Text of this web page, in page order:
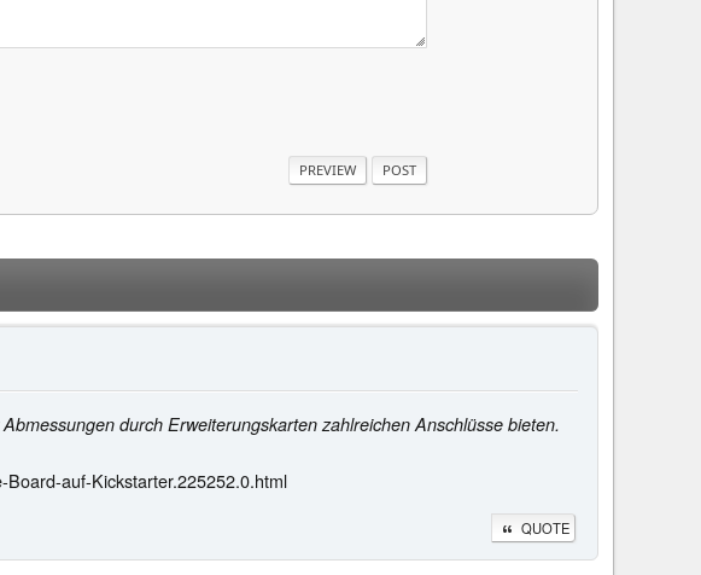
durch Erweiterungskarten zahlreichen Anschlüsse bieten.
auf-Kickstarter.225252.0.html
QUOTE